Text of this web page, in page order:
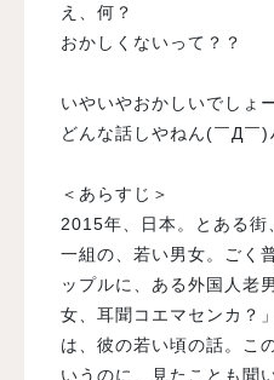
え、何？
おかしくないって？？
いやいやおかしいでしょ
どんな話しやねん(￣Д￣)
＜あらすじ＞
2015年、日本。とある街
一組の、若い男女。ごく
ップルに、ある外国人老
女、耳聞コエマセンカ？
は、彼の若い頃の話。こ
いうのに、見たことも聞